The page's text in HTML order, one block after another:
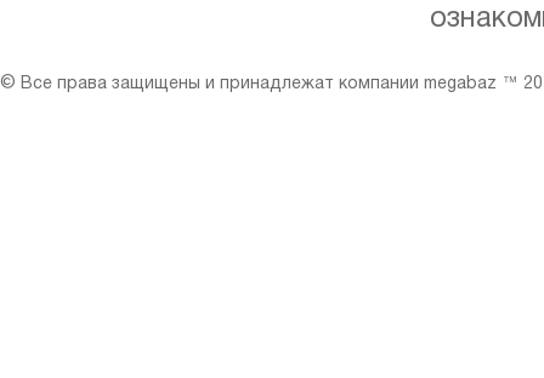
© Все права защищены и принадлежат компании megabaz ™